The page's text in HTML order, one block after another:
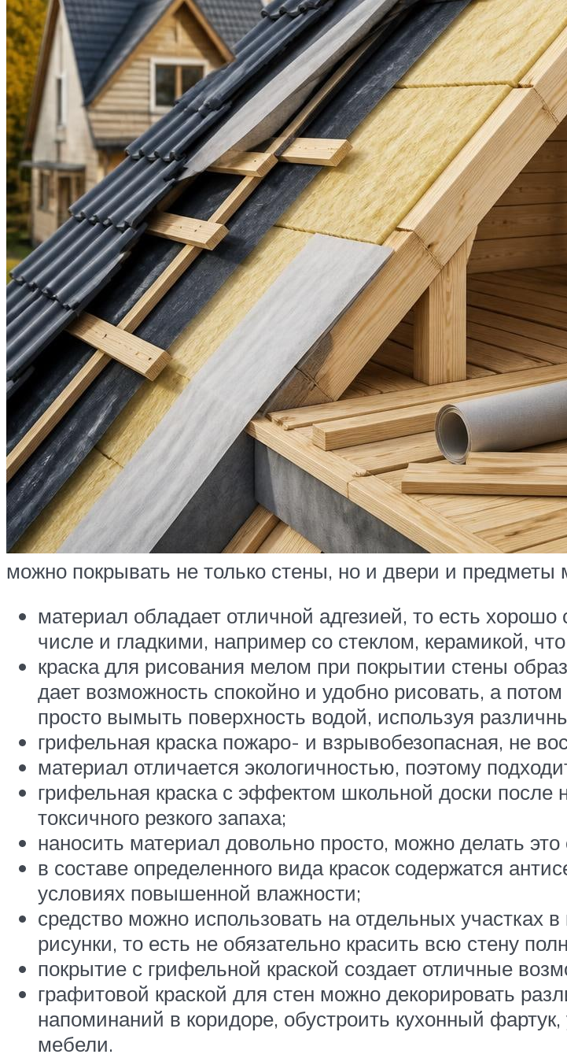
можно покрывать не только стены, но и двери и предметы
материал обладает отличной адгезией, то есть
числе и гладкими, например со стеклом, керамикой,
краска для рисования мелом при покрытии стены
дает возможность спокойно и удобно рисовать, а
просто вымыть поверхность водой, используя
грифельная краска пожаро- и взрывобезопасная, не
материал отличается экологичностью, поэтому
грифельная краска с эффектом школьной доски после
токсичного резкого запаха;
наносить материал довольно просто, можно делать
в составе определенного вида красок содержатся
условиях повышенной влажности;
средство можно использовать на отдельных участках
рисунки, то есть не обязательно красить всю стену
покрытие с грифельной краской создает отличные
графитовой краской для стен можно декорировать
напоминаний в коридоре, обустроить кухонный
мебели.